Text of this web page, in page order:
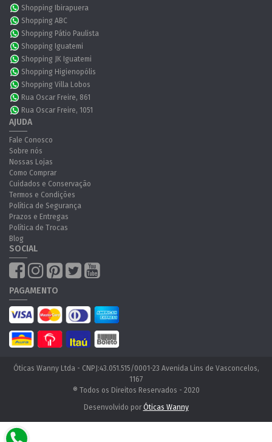
Shopping Ibirapuera
Shopping ABC
Shopping Pátio Paulista
Shopping Iguatemi
Shopping JK Iguatemi
Shopping Higienopólis
Shopping Villa Lobos
Rua Oscar Freire, 861
Rua Oscar Freire, 1051
AJUDA
Fale Conosco
Sobre nós
Nossas Lojas
Como Comprar
Cuidados e Conservação
Termos e Condições
Política de Segurança
Prazos e Entregas
Política de Trocas
Blog
SOCIAL
PAGAMENTO
Óticas Wanny Ltda - CNPJ:43.051.515/0001-23 Avenida Lins de Vasconcelos,
1167
® Todos os Direitos Reservados - 2020
Desenvolvido por Óticas Wanny